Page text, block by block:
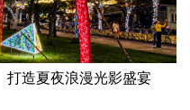
造夏夜浪漫光影盛宴